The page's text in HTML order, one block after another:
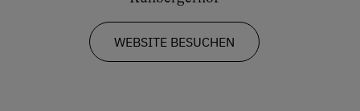
Bergtouren
Bogenschießen
Neubau
DoppelbettWEBSITE BESUCHEN